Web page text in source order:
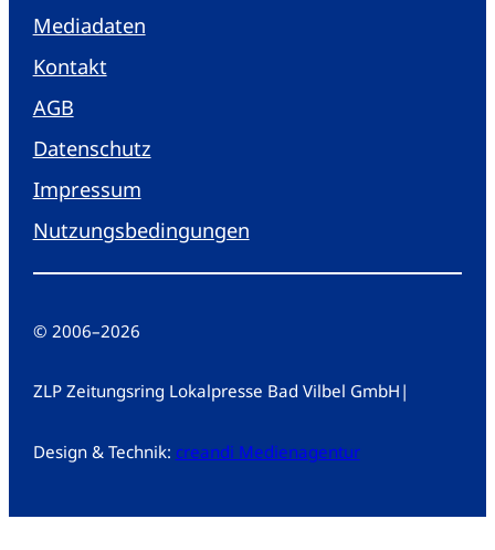
Mediadaten
Kontakt
AGB
Datenschutz
Impressum
Nutzungsbedingungen
© 2006–2026
ZLP Zeitungsring Lokalpresse Bad Vilbel GmbH |
Design & Technik: creandi Medienagentur